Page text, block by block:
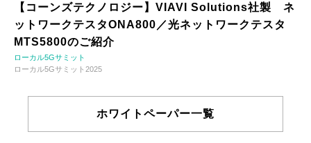
【コーンズテクノロジー】VIAVI Solutions社製 ネ
ットワークテスタONA800／光ネットワークテスタ
MTS5800のご紹介
ローカル5Gサミット
ローカル5Gサミット2025
ホワイトペーパー一覧